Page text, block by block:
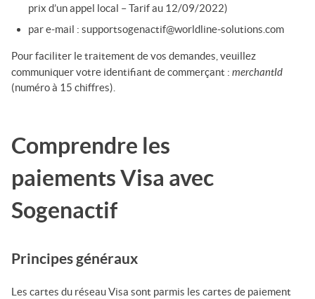
prix d’un appel local – Tarif au 12/09/2022)
par e-mail : supportsogenactif@worldline-solutions.com
Pour faciliter le traitement de vos demandes, veuillez
communiquer votre identifiant de commerçant : merchantId
(numéro à 15 chiffres).
Comprendre les
paiementsVisa avec
Sogenactif
Principes généraux
Les cartes du réseauVisa sont parmis les cartes de paiement